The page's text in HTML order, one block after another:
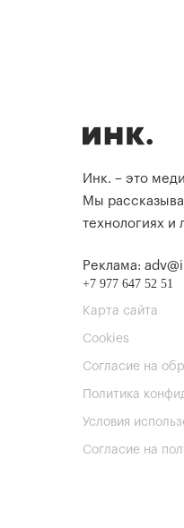
Инк. – это
Мы
технологиях и
Реклама:
+7 977 647 52 51
Карта сайта
Cookies
Согласие на
Политика
Условия
Согласие на